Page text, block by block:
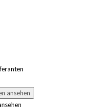
ansehen